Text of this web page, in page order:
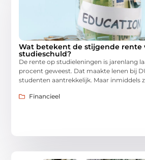
Wat betekent de stijgende rente
studieschuld?
De rente op studieleningen is jarenlang
procent geweest. Dat maakte lenen bij
studenten aantrekkelijk. Maar inmiddels
Financieel